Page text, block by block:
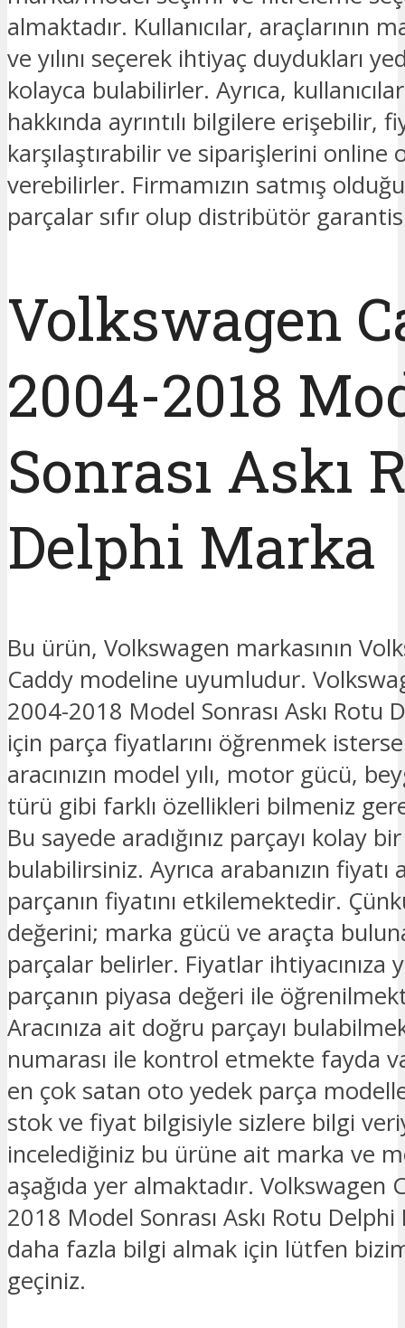
almaktadır. Kullanıcılar, araçlarının
ve yılını seçerek ihtiyaç duydukları
kolayca bulabilirler. Ayrıca,
hakkında ayrıntılı bilgilere erişebilir,
karşılaştırabilir ve siparişlerini online
verebilirler. Firmamızın satmış
parçalar sıfır olup distribütör
Volkswagen
2004-2018
Sonrası Askı
Delphi Marka
Bu ürün, Volkswagen markasının
Caddy modeline uyumludur.
2004-2018 Model Sonrası Askı Rotu
için parça fiyatlarını öğrenmek
aracınızın model yılı, motor gücü,
türü gibi farklı özellikleri bilmeniz
Bu sayede aradığınız parçayı kolay
bulabilirsiniz. Ayrıca arabanızın fiyatı
parçanın fiyatını etkilemektedir.
değerini; marka gücü ve araçta
parçalar belirler. Fiyatlar ihtiyacınıza
parçanın piyasa değeri ile
Aracınıza ait doğru parçayı
numarası ile kontrol etmekte fayda
en çok satan oto yedek parça
stok ve fiyat bilgisiyle sizlere bilgi
incelediğiniz bu ürüne ait marka ve
aşağıda yer almaktadır. Volkswagen
2018 Model Sonrası Askı Rotu
daha fazla bilgi almak için lütfen
geçiniz.